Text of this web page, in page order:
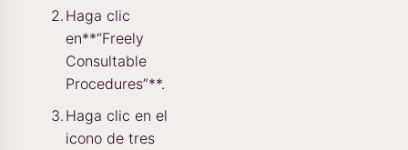
Haga clic
en**“Freely
Consultable
Procedures”**.
Haga clic en el
icono de tres